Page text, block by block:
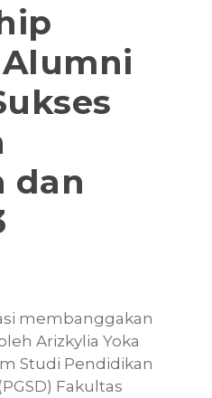
dan
membanggakan
Arizkylia Yoka
Studi Pendidikan
Fakultas